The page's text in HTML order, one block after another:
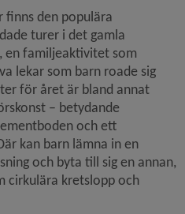
finns den populära
turer i det gamla
en familjeaktivitet som
lekar som barn roade sig
för året är bland annat
– betydande
och ett
kan barn lämna in en
och byta till sig en annan,
cirkulära kretslopp och